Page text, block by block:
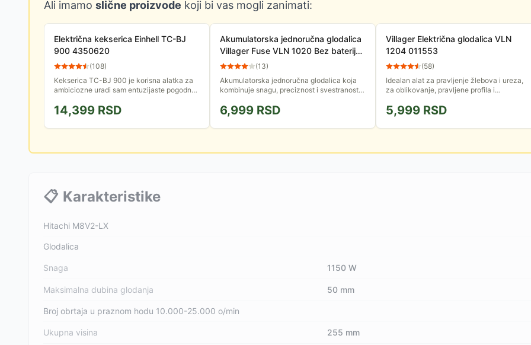
Ali imamo slične proizvode koji bi vas mogli zanimati:
Električna kekserica Einhell TC-BJ
900 4350620
(108)
Kekserica TC-BJ 900 je korisna alatka za
ambiciozne uradi sam entuzijaste pogodna
podešavanje ugla i...
14,399 RSD
Akumulatorska jednoručna glodalica
Villager Fuse VLN 1020 Bez baterije i
punjača
(13)
Akumulatorska jednoručna glodalica koja
kombinuje snagu, preciznost i svestranost u
isporučuju uz uređaj.
6,999 RSD
Villager Električna glodalica VLN
1204 011553
(58)
Idealan alat za pravljenje žlebova i ureza,
za oblikovanje, pravljene profila i
lakoćom radi na dubinama do...
5,999 RSD
📋 Karakteristike
Hitachi M8V2-LX
Glodalica
Snaga 1150 W
Maksimalna dubina glodanja 50 mm
Broj obrtaja u praznom hodu 10.000-25.000 o/min
Ukupna visina 255 mm